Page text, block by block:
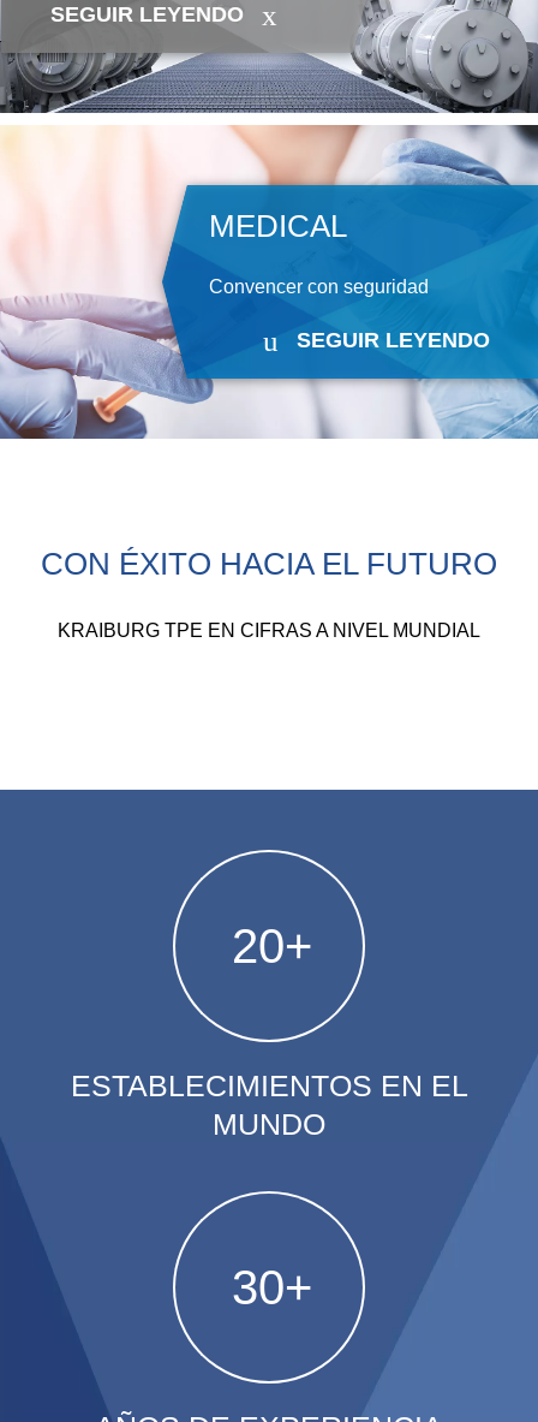
SEGUIR LEYENDO
MEDICAL
Convencer con seguridad
SEGUIR LEYENDO
CON ÉXITO HACIA EL FUTURO
KRAIBURG TPE EN CIFRAS A NIVEL MUNDIAL
20+
ESTABLECIMIENTOS EN EL
MUNDO
30+